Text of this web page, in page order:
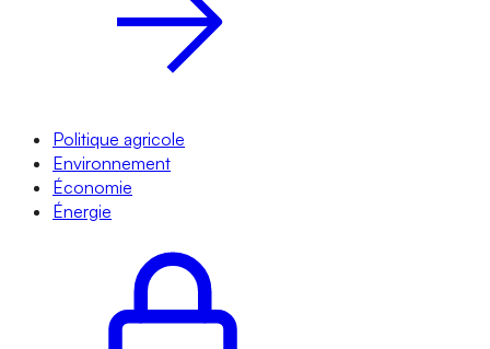
Politique agricole
Environnement
Économie
Énergie